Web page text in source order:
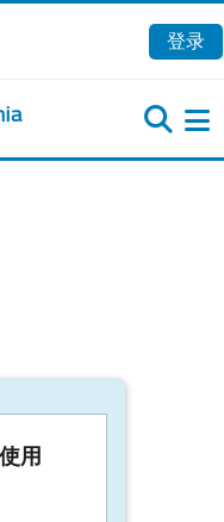
登录
用